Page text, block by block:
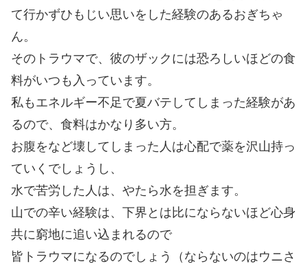
て行かずひもじい思いをした経験のあるおぎちゃ
ん。
そのトラウマで、彼のザックには恐ろしいほどの食
料がいつも入っています。
私もエネルギー不足で夏バテしてしまった経験があ
るので、食料はかなり多い方。
お腹をなど壊してしまった人は心配で薬を沢山持っ
ていくでしょうし、
水で苦労した人は、やたら水を担ぎます。
山での辛い経験は、下界とは比にならないほど心身
共に窮地に追い込まれるので
皆トラウマになるのでしょう（ならないのはウニさ